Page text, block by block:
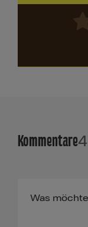
Kommentare4